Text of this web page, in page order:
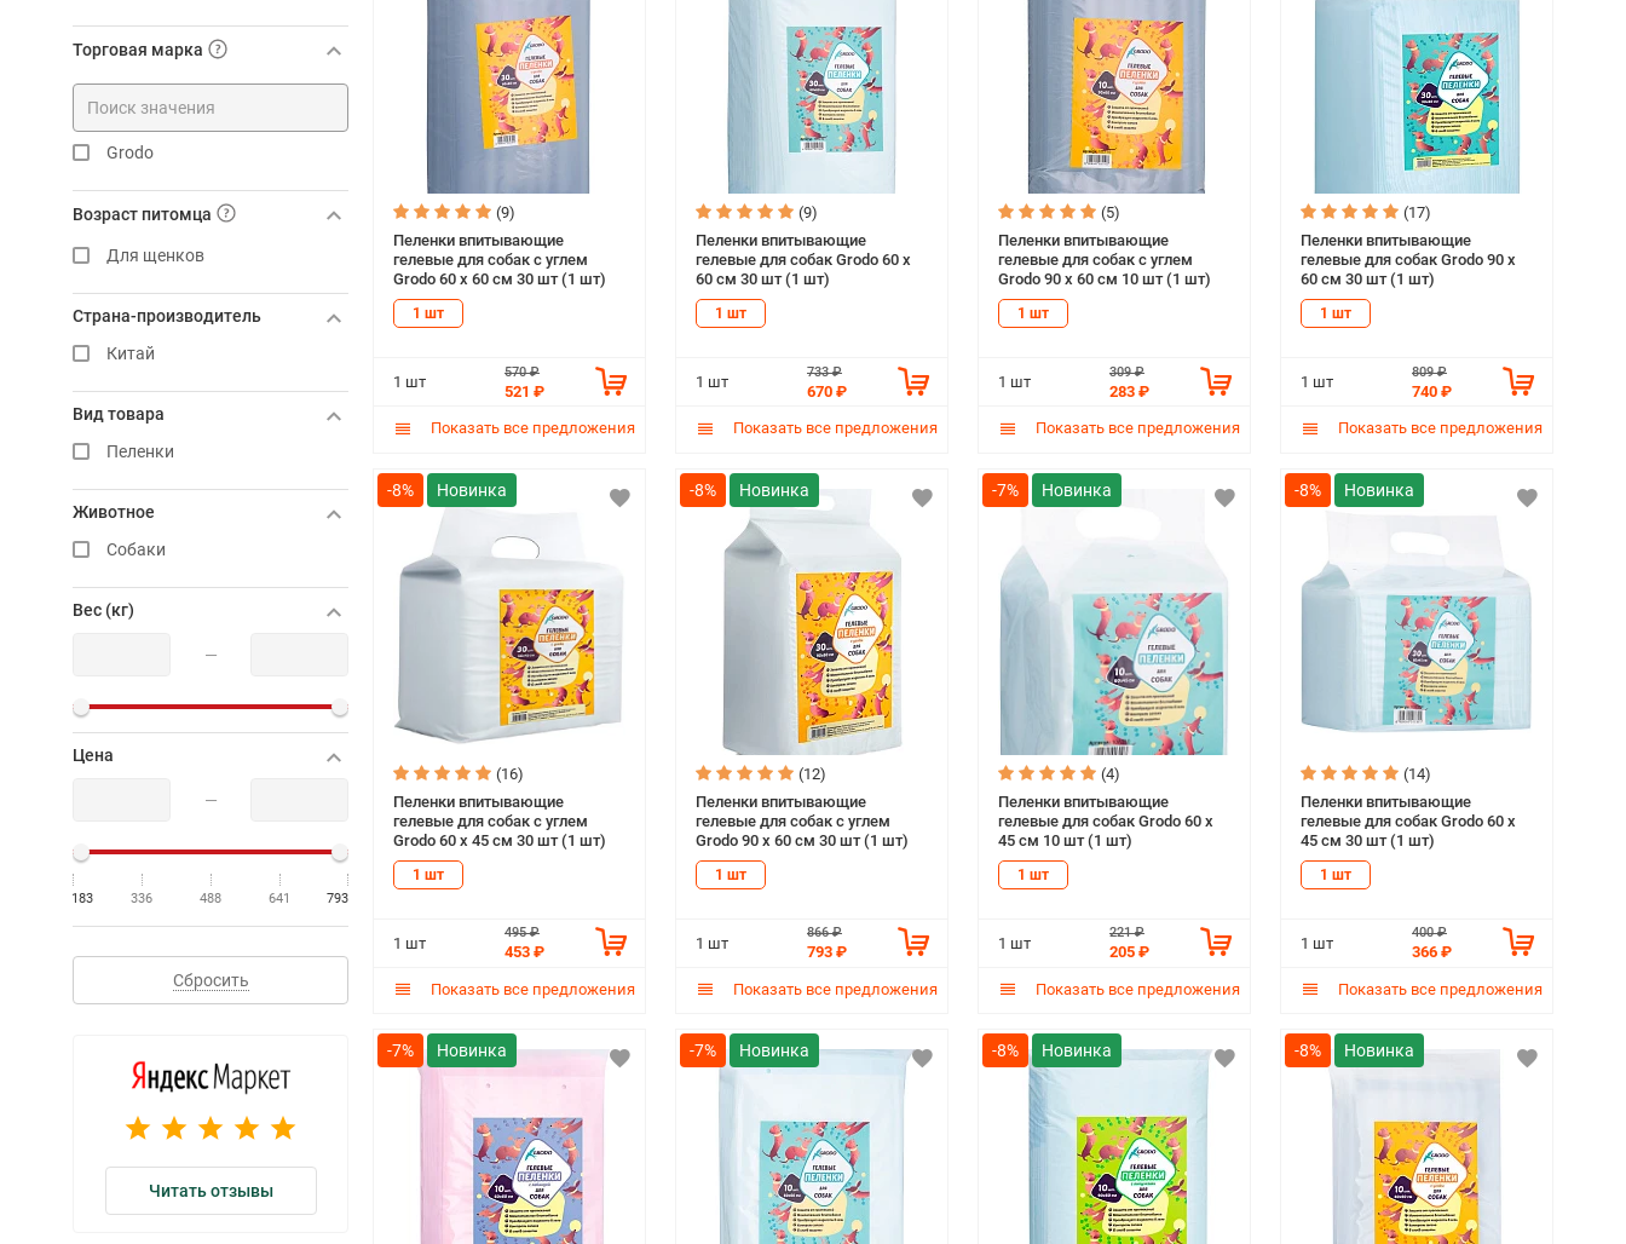
Торговая марка
Grodo
Возраст питомца
Для щенков
Страна-производитель
Китай
Вид товара
Пеленки
Животное
Собаки
Вес (кг)
—
Цена
—
183 336 488 641 793
Сбросить
Читать отзывы
(9)
Пеленки впитывающие
гелевые для собак с углем
Grodo 60 х 60 см 30 шт (1 шт)
1 шт
1 шт
570 ₽
521 ₽
Показать все предложения
(9)
Пеленки впитывающие
гелевые для собак Grodo 60 х
60 см 30 шт (1 шт)
1 шт
1 шт
733 ₽
670 ₽
Показать все предложения
(5)
Пеленки впитывающие
гелевые для собак с углем
Grodo 90 х 60 см 10 шт (1 шт)
1 шт
1 шт
309 ₽
283 ₽
Показать все предложения
(17)
Пеленки впитывающие
гелевые для собак Grodo 90 х
60 см 30 шт (1 шт)
1 шт
1 шт
809 ₽
740 ₽
Показать все предложения
-8%
(16)
Пеленки впитывающие
гелевые для собак с углем
Grodo 60 х 45 см 30 шт (1 шт)
1 шт
1 шт
495 ₽
453 ₽
Показать все предложения
-8%
(12)
Пеленки впитывающие
гелевые для собак с углем
Grodo 90 х 60 см 30 шт (1 шт)
1 шт
1 шт
866 ₽
793 ₽
Показать все предложения
-7%
(4)
Пеленки впитывающие
гелевые для собак Grodo 60 х
45 см 10 шт (1 шт)
1 шт
1 шт
221 ₽
205 ₽
Показать все предложения
-8%
(14)
Пеленки впитывающие
гелевые для собак Grodo 60 х
45 см 30 шт (1 шт)
1 шт
1 шт
400 ₽
366 ₽
Показать все предложения
-7% -7% -8% -8%